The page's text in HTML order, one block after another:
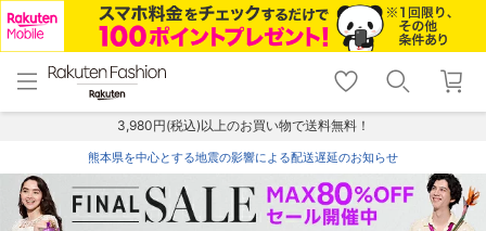
menu home
トップ
shopping_cart lock_outline
ログイン
3,980円(税込)以上のお買い物で送料無料！
熊本県を中心とする地震の影響による配送遅延のお知らせ